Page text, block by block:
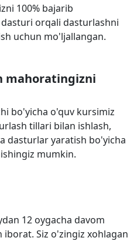
100% bajarib
orqali dasturlashni
uchun mo'ljallangan.
mahoratingizni
bo'yicha o'quv kursimiz
tillari bilan ishlash,
dasturlar yaratish bo'yicha
mumkin.
12 oygacha davom
Siz o'zingiz xohlagan